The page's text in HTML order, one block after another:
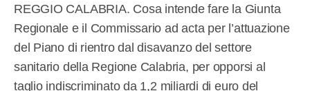
REGGIO CALABRIA. Cosa intende fare la Giunta
Regionale e il Commissario ad acta per l’attuazione
del Piano di rientro dal disavanzo del settore
sanitario della Regione Calabria, per opporsi al
taglio indiscriminato da 1,2 miliardi di euro del